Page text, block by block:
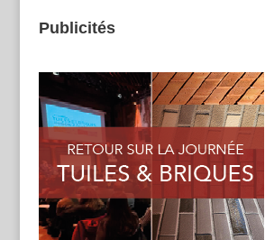
Publicités